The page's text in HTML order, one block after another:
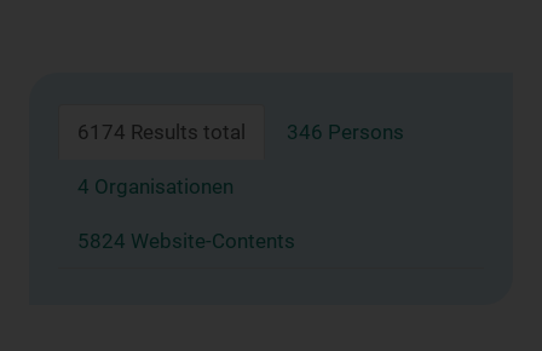
6174 Results total 346 Persons
4 Organisationen
5824 Website-Contents